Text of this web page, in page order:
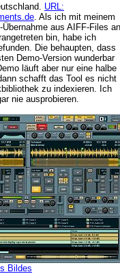
URL:
. Als ich mit meinem
aus AIFF-Files an
bin, habe ich
Die behaupten, dass
Demo-Version wunderbar
läuft aber nur eine halbe
schafft das Tool es nicht
zu indexieren. Ich
nie ausprobieren.
Bildes